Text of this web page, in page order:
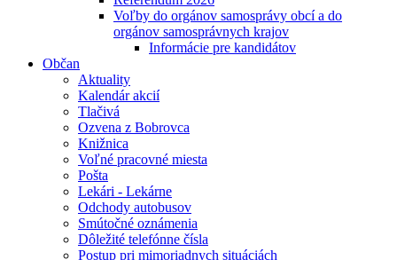
Voľby do orgánov samosprávy obcí a do
orgánov samosprávnych krajov
Informácie pre kandidátov
Občan
Aktuality
Kalendár akcií
Tlačivá
Ozvena z Bobrovca
Knižnica
Voľné pracovné miesta
Pošta
Lekári - Lekárne
Odchody autobusov
Smútočné oznámenia
Dôležité telefónne čísla
Postup pri mimoriadnych situáciách